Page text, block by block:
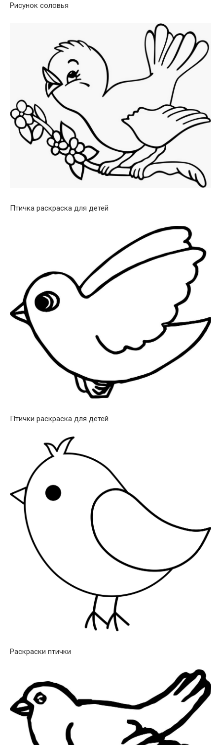
Рисунок соловья
Птичка раскраска для детей
Птички раскраска для детей
Раскраски птички